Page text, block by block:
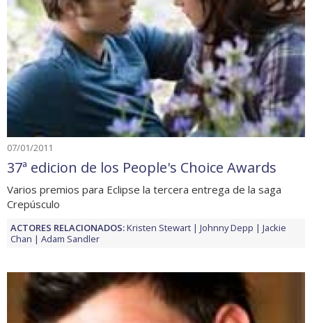
07/01/2011
37ª edicion de los People's Choice Awards
Varios premios para Eclipse la tercera entrega de la saga
Crepúsculo
ACTORES RELACIONADOS:Kristen Stewart Johnny Depp
Jackie
Chan
Adam Sandler